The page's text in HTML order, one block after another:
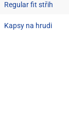
Regular fit střih
Kapsy na hrudi